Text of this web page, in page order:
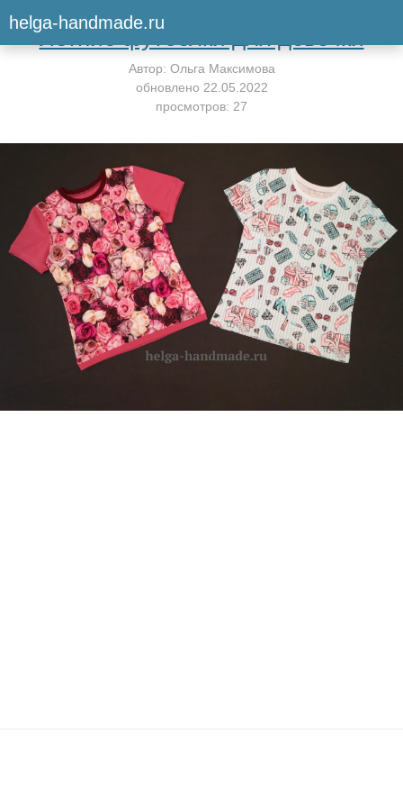
helga-handmade.ruВернуться к мастер-классу
Летние футболки для девочки
Автор: Ольга Максимова
обновлено 22.05.2022
просмотров: 27